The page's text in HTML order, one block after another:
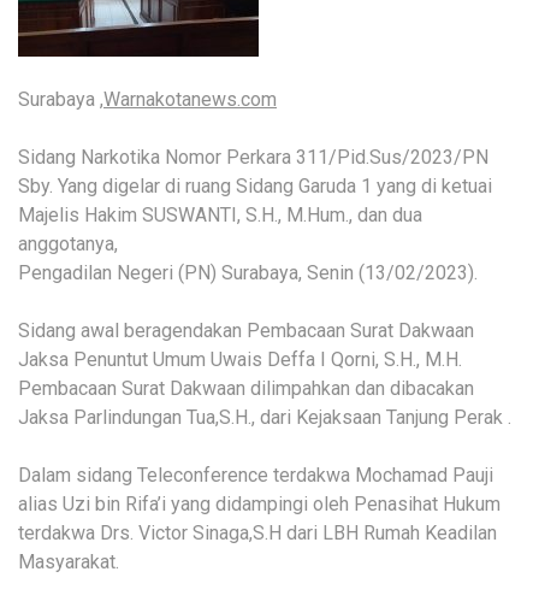
Surabaya ,Warnakotanews.com
Sidang Narkotika Nomor Perkara 311/Pid.Sus/2023/PN
Sby. Yang digelar di ruang Sidang Garuda 1 yang di ketuai
Majelis Hakim SUSWANTI, S.H., M.Hum., dan dua
anggotanya,
Pengadilan Negeri (PN) Surabaya, Senin (13/02/2023).
Sidang awal beragendakan Pembacaan Surat Dakwaan
Jaksa Penuntut Umum Uwais Deffa I Qorni, S.H., M.H.
Pembacaan Surat Dakwaan dilimpahkan dan dibacakan
Jaksa Parlindungan Tua,S.H., dari Kejaksaan Tanjung Perak .
Dalam sidang Teleconference terdakwa Mochamad Pauji
alias Uzi bin Rifa’i yang didampingi oleh Penasihat Hukum
terdakwa Drs. Victor Sinaga,S.H dari LBH Rumah Keadilan
Masyarakat.